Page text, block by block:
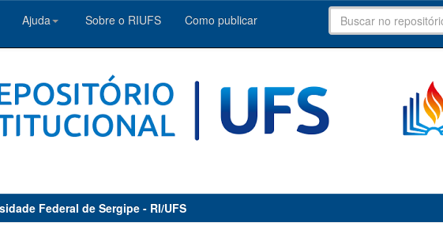
Ajuda Sobre o RIUFS Como publicar
Federal de Sergipe - RI/UFS